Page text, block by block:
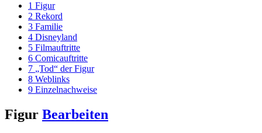
1 Figur
2 Rekord
3 Familie
4 Disneyland
5 Filmauftritte
6 Comicauftritte
7 „Tod“ der Figur
8 Weblinks
9 Einzelnachweise
Figur Bearbeiten